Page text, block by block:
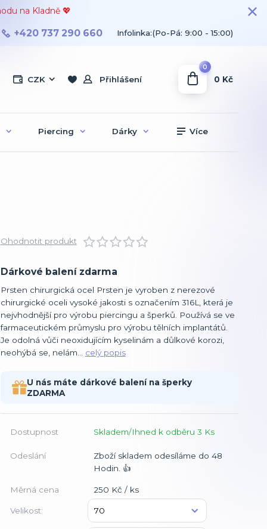
na Kladně 💖
CZK Přihlášení
+420 737 290 660 Infolinka:(Po-Pá: 9:00 - 15:00)
0
0 Kč
Piercing Dárky Více
Ohodnotit produkt
Dárkové balení zdarma
Prsten chirurgická ocel Prsten je vyroben z nerezové
chirurgické oceli vysoké jakosti s označením 316L, která je
nejvhodnější pro výrobu piercingu a šperků. Používá se ve
farmaceutickém průmyslu pro výrobu tělních implantátů.
Je odolná vůči neoxidujícím kyselinám a důlkové korozi,
neohýbá se, nelám... celý popis
U nás máte dárkové balení na šperky
ZDARMA
Dostupnost Skladem/Ihned k odběru 3 Ks
Odeslání
Zboží skladem odesíláme do 48
Hodin. 👍
Měrná cena 250 Kč / ks
Velikost: